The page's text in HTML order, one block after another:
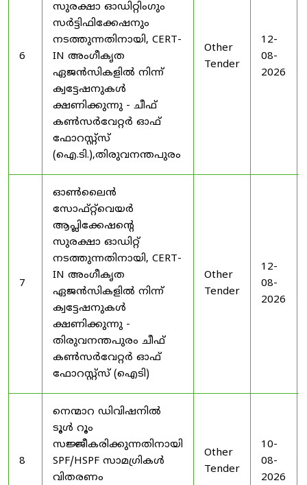
6
സുരക്ഷാ ഓഡിറ്റിംഗും
സർട്ടിഫിക്കേഷനും
നടത്തുന്നതിനായി, CERT-
IN അംഗീകൃത
ഏജൻസികളിൽ നിന്ന്
ക്വട്ടേഷനുകൾ
ക്ഷണിക്കുന്നു - ചീഫ്
കൺസർവേറ്റർ ഓഫ്
ഫോറസ്റ്റ്സ്
(ഐ.ടി.),തിരുവനന്തപുരം
Other
Tender
12-
08-
2026
7
ഓൺലൈൻ
സോഫ്റ്റ്‌വെയർ
ആപ്ലിക്കേഷന്റെ
സുരക്ഷാ ഓഡിറ്റ്
നടത്തുന്നതിനായി, CERT-
IN അംഗീകൃത
ഏജൻസികളിൽ നിന്ന്
ക്വട്ടേഷനുകൾ
ക്ഷണിക്കുന്നു -
തിരുവനന്തപുരം ചീഫ്
കൺസർവേറ്റർ ഓഫ്
ഫോറസ്റ്റ്സ് (ഐടി)
Other
Tender
12-
08-
2026
8
നെന്മാറ ഡിവിഷനിൽ
ടൂൾ റൂം
സജ്ജീകരിക്കുന്നതിനായി
SPF/HSPF സാമഗ്രികൾ
വിതരണം
Other
Tender
10-
08-
2026